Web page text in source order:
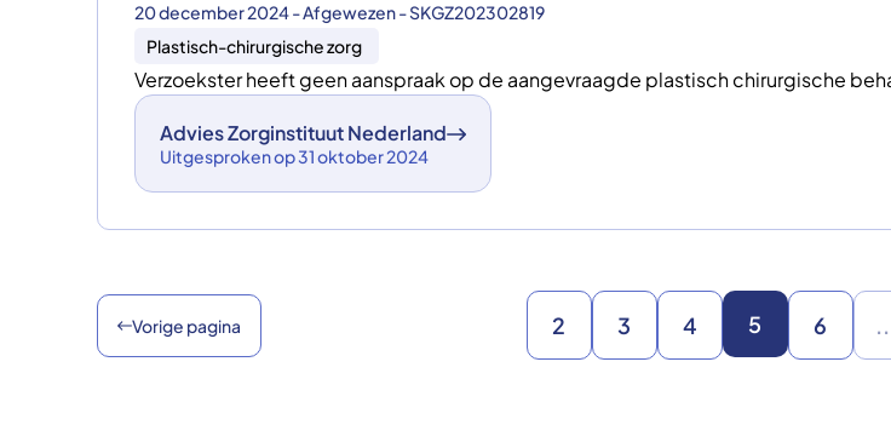
20 december 2024 - Afgewezen - SKGZ202302819
Plastisch-chirurgische zorg
Verzoekster heeft geen aanspraak op de aangevraagde plastisch chirurgische
Advies Zorginstituut Nederland
Uitgesproken op 31 oktober 2024
Vorige pagina 2 3 4 5 6